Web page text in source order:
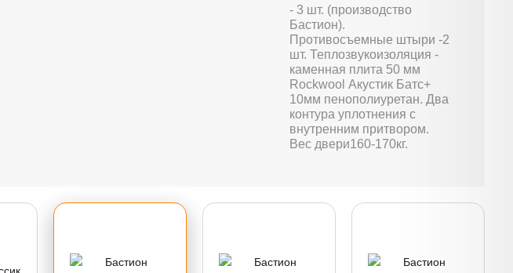
- 3 шт. (производство
Бастион).
Противосъемные штыри -2
шт. Теплозвукоизоляция -
каменная плита 50 мм
Rockwool Акустик Батс+
10мм пенополиуретан. Два
контура уплотнения с
внутренним притвором.
Вес двери160-170кг.